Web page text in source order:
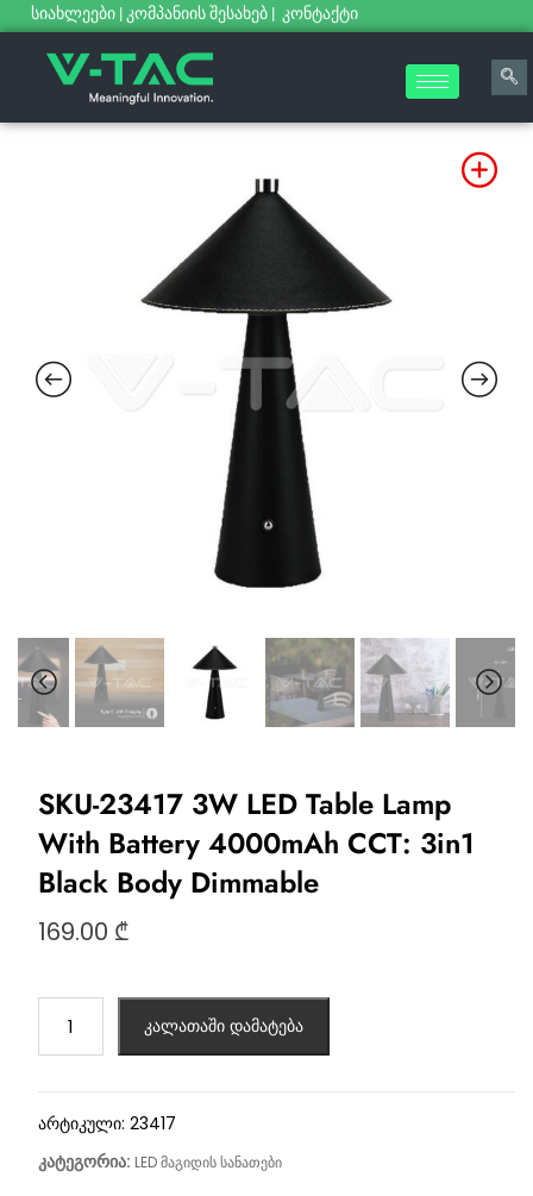
სიახლეები | კომპანიის შესახებ | კონტაქტი
SKU-23417 3W LED Table Lamp
With Battery 4000mAh CCT: 3in1
Black Body Dimmable
169.00 ₾
კალათაში დამატება
არტიკული: 23417
კატეგორია: LED მაგიდის სანათები